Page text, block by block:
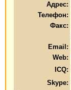
Адрес:
Телефон:
Факс:
Email:
Web:
ICQ:
Skype: